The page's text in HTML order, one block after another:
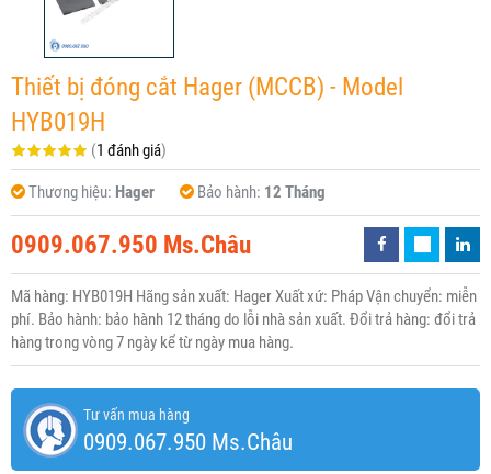
Thiết bị đóng cắt Hager (MCCB) - Model
HYB019H
(1 đánh giá)
Thương hiệu: Hager Bảo hành: 12 Tháng
0909.067.950 Ms.Châu
Mã hàng: HYB019H Hãng sản xuất: Hager Xuất xứ: Pháp Vận chuyển: miễn
phí. Bảo hành: bảo hành 12 tháng do lỗi nhà sản xuất. Đổi trả hàng: đổi trả
hàng trong vòng 7 ngày kể từ ngày mua hàng.
Tư vấn mua hàng
0909.067.950 Ms.Châu